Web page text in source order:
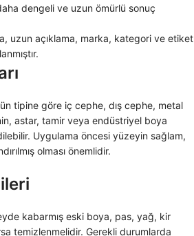
dengeli ve uzun ömürlü sonuç
uzun açıklama, marka, kategori ve etiket
tipine göre iç cephe, dış cephe, metal
astar, tamir veya endüstriyel boya
Uygulama öncesi yüzeyin sağlam,
olması önemlidir.
kabarmış eski boya, pas, yağ, kir
temizlenmelidir. Gerekli durumlarda